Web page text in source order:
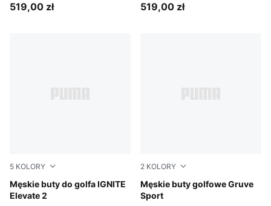
519,00 zł
519,00 zł
5 KOLORY
Męskie buty do golfa IGNITE
Elevate 2
PUMA Black-PUMA Silver-Slate Sky
2 KOLORY
Męskie buty golfowe Gruve
Sport
PUMA White-Fudge-Dark